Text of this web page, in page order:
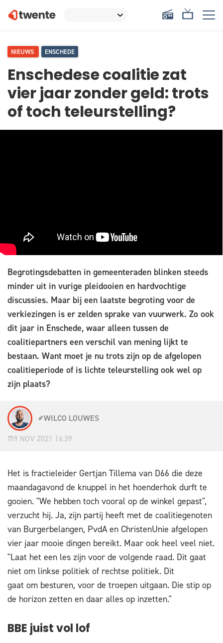
NIEUWS ENSCHEDE
Enschedese coalitie zat
vier jaar zonder geld: trots
of toch teleurstelling?
Begrotingsdebatten in gemeenteraden blinken steeds
minder uit in vurige pleidooien en hardvochtige
discussies. Maar bij een laatste begroting voor de
verkiezingen is er zelden sprake van vuurwerk. Zo ook
dit jaar in Enschede, waar alleen tussen de
coalitiepartners een verschil van mening lijkt te
bestaan. Want moet je nu trots zijn op de afgelopen
coalitieperiode of is lichte teleurstelling ook wel op
zijn plaats?
WILCO LOUWES
9 NOV 2021 16:39
Het is fractieleider Gertjan Tillema van D66 die deze
maandagavond de knuppel in het hoenderhok durft te
gooien. "We hebben toch vooral op de winkel gepast",
verzucht hij. Ja, zijn partij heeft met de coalitiegenoten
van Burgerbelangen, PvdA en ChristenUnie afgelopen
vier jaar mooie dingen bereikt. Maar ook heel veel niet.
"Laat het een les zijn voor de volgende raad. Dit gaat
niet om linkse politiek of rechtse politiek. Dit
gaat om besturen, voor de troepen uitgaan. Die stip op
de horizon zetten en daar alles op inzetten."
BBE juist vol lof